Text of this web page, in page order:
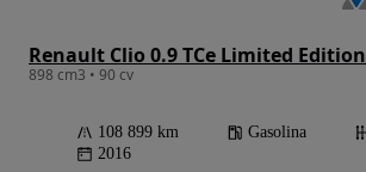
Renault Clio 0.9 TCe Limited Edition
898 cm3 • 90 cv
108 899 km Gasolina
2016